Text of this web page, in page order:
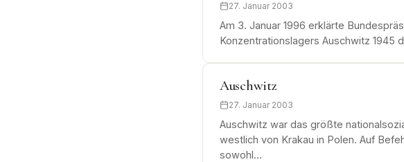
27. Januar 2003
Am 3. Januar 1996 erklärte
Konzentrationslagers Auschwitz 1945
Auschwitz
27. Januar 2003
Auschwitz war das größte
westlich von Krakau in Polen. Auf
sowohl…